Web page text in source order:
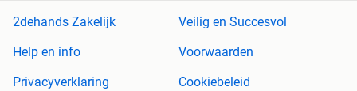
2dehands Zakelijk
Veilig en Succesvol
Help en info
Voorwaarden
Privacyverklaring
Cookiebeleid